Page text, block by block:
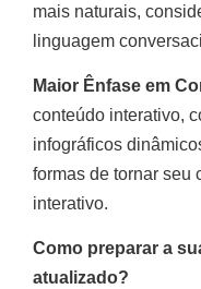
mais naturais,
linguagem
Maior Ênfase em
conteúdo interativo,
infográficos
formas de tornar seu
interativo.
Como preparar a
atualizado?